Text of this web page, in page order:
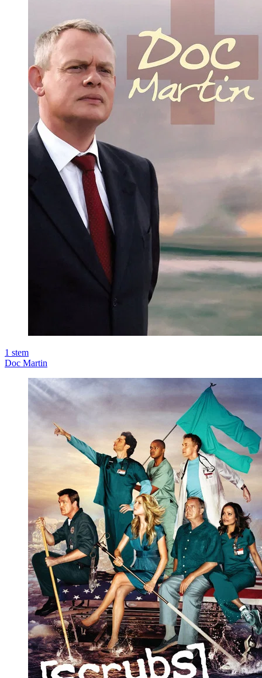
1 stem
Doc Martin